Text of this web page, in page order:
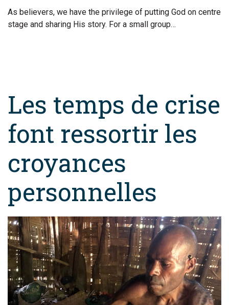
As believers, we have the privilege of putting God on centre
stage and sharing His story. For a small group…
Les temps de crise
font ressortir les
croyances
personnelles